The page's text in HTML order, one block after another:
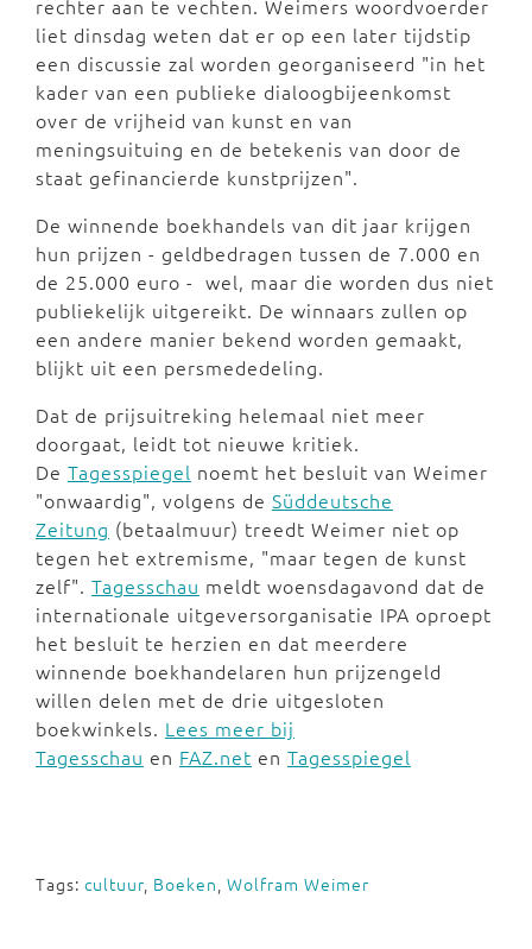
rechter aan te vechten. Weimers woordvoerder
liet dinsdag weten dat er op een later tijdstip
een discussie zal worden georganiseerd "in het
kader van een publieke dialoogbijeenkomst
over de vrijheid van kunst en van
meningsuituing en de betekenis van door de
staat gefinancierde kunstprijzen".
De winnende boekhandels van dit jaar krijgen
hun prijzen - geldbedragen tussen de 7.000 en
de 25.000 euro - wel, maar die worden dus niet
publiekelijk uitgereikt. De winnaars zullen op
een andere manier bekend worden gemaakt,
blijkt uit een persmededeling.
Dat de prijsuitreking helemaal niet meer
doorgaat, leidt tot nieuwe kritiek.
De Tagesspiegel noemt het besluit van Weimer
"onwaardig", volgens de Süddeutsche
Zeitung (betaalmuur) treedt Weimer niet op
tegen het extremisme, "maar tegen de kunst
zelf". Tagesschau meldt woensdagavond dat de
internationale uitgeversorganisatie IPA oproept
het besluit te herzien en dat meerdere
winnende boekhandelaren hun prijzengeld
willen delen met de drie uitgesloten
boekwinkels. Lees meer bij
Tagesschau en FAZ.net en Tagesspiegel
Tags: cultuur, Boeken, Wolfram Weimer